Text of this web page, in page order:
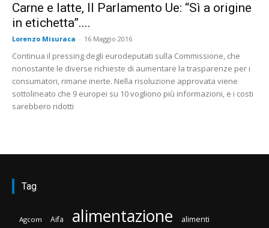
Carne e latte, Il Parlamento Ue: “Sì a origine
in etichetta”....
Lorenzo Misuraca - 16 Maggio 2016
Continua il pressing degli eurodeputati sulla Commissione, che
nonostante le diverse richieste di aumentare la trasparenze per i
consumatori, rimane inerte. Nella risoluzione approvata viene
sottolineato che 9 europei su 10 vogliono più informazioni, e i costi
sarebbero ridotti
Tag
Agcom Aifa alimentazione alimenti